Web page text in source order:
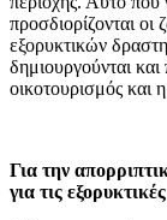
προσδιορίζονται
εξορυκτικών
δημιουργούνται και
οικοτουρισμός και
Για την
για τις